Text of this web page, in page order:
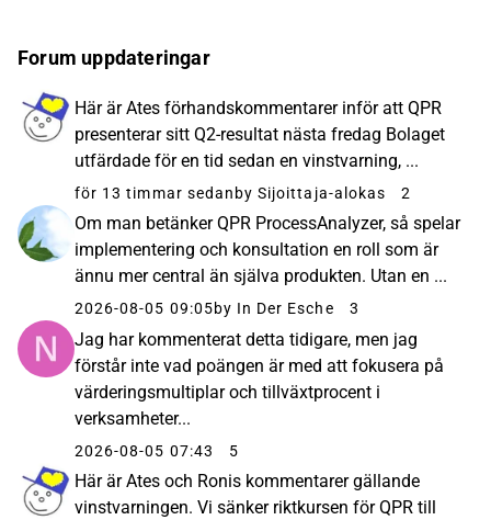
Forum uppdateringar
Här är Ates förhandskommentarer inför att QPR
presenterar sitt Q2-resultat nästa fredag Bolaget
utfärdade för en tid sedan en vinstvarning, ...
för 13 timmar sedanby Sijoittaja-alokas 2
Om man betänker QPR ProcessAnalyzer, så spelar
implementering och konsultation en roll som är
ännu mer central än själva produkten. Utan en ...
2026-08-05 09:05by In Der Esche 3
Jag har kommenterat detta tidigare, men jag
förstår inte vad poängen är med att fokusera på
värderingsmultiplar och tillväxtprocent i
verksamheter...
2026-08-05 07:43 5
Här är Ates och Ronis kommentarer gällande
vinstvarningen. Vi sänker riktkursen för QPR till